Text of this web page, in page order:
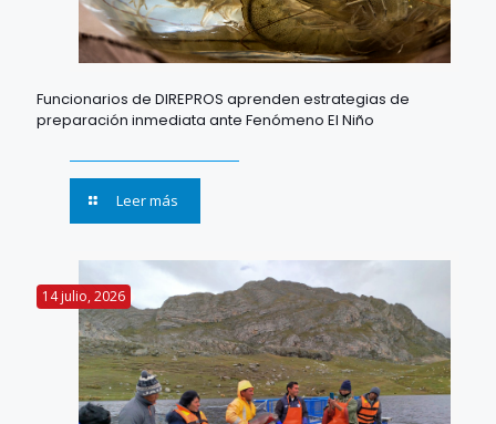
Funcionarios de DIREPROS aprenden estrategias de
preparación inmediata ante Fenómeno El Niño
Leer más
14 julio, 2026